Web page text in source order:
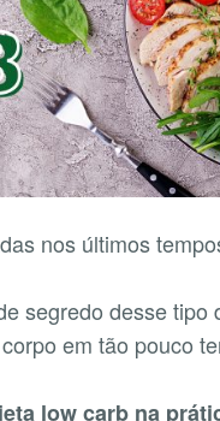
nos últimos
segredo desse
em tão pouco
low carb na